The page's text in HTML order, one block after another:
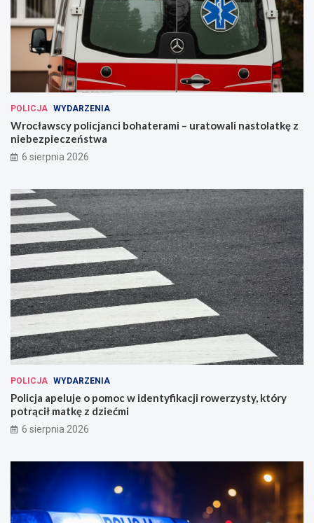
POLICJA WYDARZENIA
Wrocławscy policjanci bohaterami – uratowali nastolatkę z
niebezpieczeństwa
6 sierpnia 2026
POLICJA WYDARZENIA
Policja apeluje o pomoc w identyfikacji rowerzysty, który
potrącił matkę z dziećmi
6 sierpnia 2026